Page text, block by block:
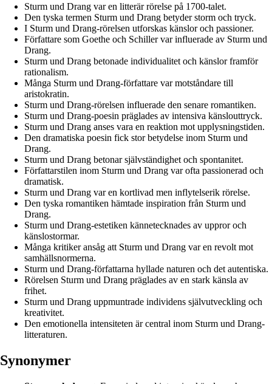
Sturm und Drang var en litterär rörelse på 1700-talet.
Den tyska termen Sturm und Drang betyder storm och tryck.
I Sturm und Drang-rörelsen utforskas känslor och passioner.
Författare som Goethe och Schiller var influerade av Sturm und
Drang.
Sturm und Drang betonade individualitet och känslor framför
rationalism.
Många Sturm und Drang-författare var motståndare till
aristokratin.
Sturm und Drang-rörelsen influerade den senare romantiken.
Sturm und Drang-poesin präglades av intensiva känslouttryck.
Sturm und Drang anses vara en reaktion mot upplysningstiden.
Den dramatiska poesin fick stor betydelse inom Sturm und
Drang.
Sturm und Drang betonar självständighet och spontanitet.
Författarstilen inom Sturm und Drang var ofta passionerad och
dramatisk.
Sturm und Drang var en kortlivad men inflytelserik rörelse.
Den tyska romantiken hämtade inspiration från Sturm und
Drang.
Sturm und Drang-estetiken kännetecknades av uppror och
känslostormar.
Många kritiker ansåg att Sturm und Drang var en revolt mot
samhällsnormerna.
Sturm und Drang-författarna hyllade naturen och det autentiska.
Rörelsen Sturm und Drang präglades av en stark känsla av
frihet.
Sturm und Drang uppmuntrade individens självutveckling och
kreativitet.
Den emotionella intensiteten är central inom Sturm und Drang-
litteraturen.
Synonymer